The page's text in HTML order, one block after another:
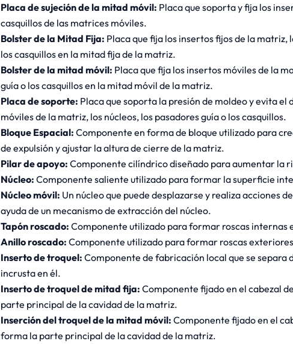
Placa de sujeción de la mitad móvil: Placa que soporta y fija los
casquillos de las matrices móviles.
Bolster de la Mitad Fija: Placa que fija los insertos fijos de la matriz,
los casquillos en la mitad fija de la matriz.
Bolster de la mitad móvil: Placa que fija los insertos móviles de la
guía o los casquillos en la mitad móvil de la matriz.
Placa de soporte: Placa que soporta la presión de moldeo y evita el
móviles de la matriz, los núcleos, los pasadores guía o los casquillos.
Bloque Espacial: Componente en forma de bloque utilizado para
de expulsión y ajustar la altura de cierre de la matriz.
Pilar de apoyo: Componente cilíndrico diseñado para aumentar la
Núcleo: Componente saliente utilizado para formar la superficie
Núcleo móvil: Un núcleo que puede desplazarse y realiza acciones
ayuda de un mecanismo de extracción del núcleo.
Tapón roscado: Componente utilizado para formar roscas internas
Anillo roscado: Componente utilizado para formar roscas
Inserto de troquel: Componente de fabricación local que se separa
incrusta en él.
Inserto de troquel de mitad fija: Componente fijado en el cabezal
parte principal de la cavidad de la matriz.
Inserción del troquel de la mitad móvil: Componente fijado en el
forma la parte principal de la cavidad de la matriz.